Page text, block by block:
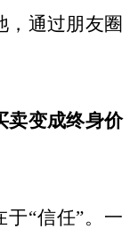
，通过朋友圈
卖变成终身价
于“信任”。一